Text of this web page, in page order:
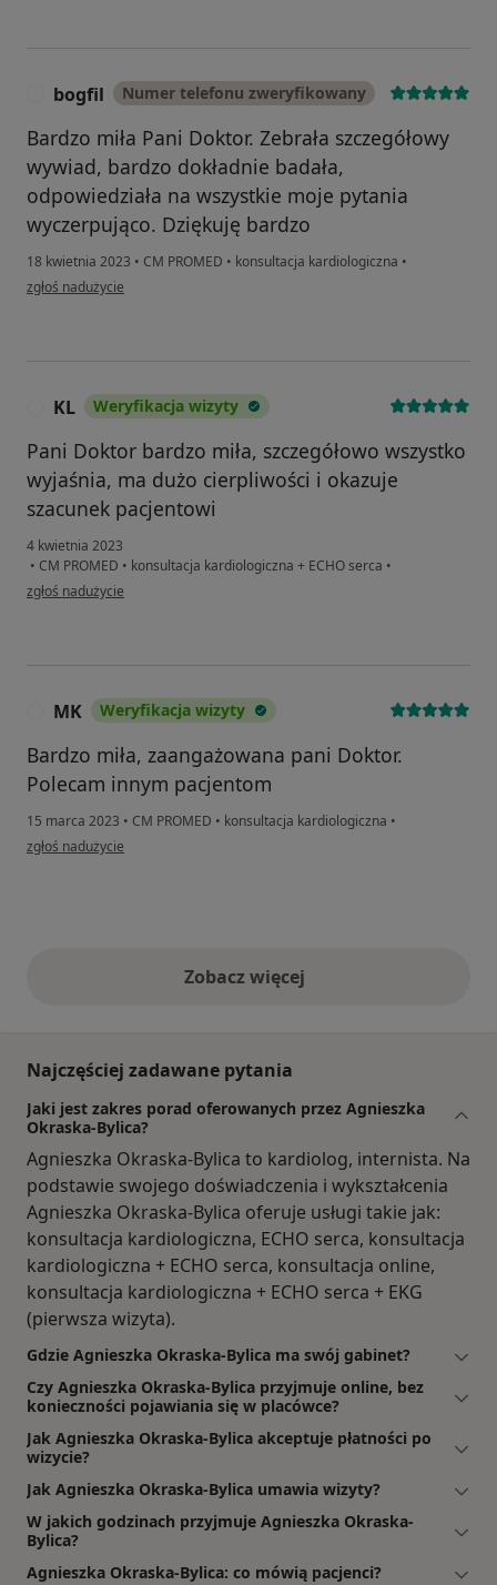
bogfil Numer telefonu zweryfikowany
Bardzo miła Pani Doktor. Zebrała szczegółowy
wywiad, bardzo dokładnie badała,
odpowiedziała na wszystkie moje pytania
wyczerpująco. Dziękuję bardzo
18 kwietnia 2023 • CM PROMED • konsultacja kardiologiczna •
w opinii użytkownika bogfil
zgłoś nadużycie
KL Weryfikacja wizyty
Pani Doktor bardzo miła, szczegółowo wszystko
wyjaśnia, ma dużo cierpliwości i okazuje
szacunek pacjentowi
4 kwietnia 2023
• CM PROMED • konsultacja kardiologiczna + ECHO serca •
w opinii użytkownika KL
zgłoś nadużycie
MK Weryfikacja wizyty
Bardzo miła, zaangażowana pani Doktor.
Polecam innym pacjentom
15 marca 2023 • CM PROMED • konsultacja kardiologiczna •
w opinii użytkownika MK
zgłoś nadużycie
Zobacz więcejopinie powyżej
Najczęściej zadawane pytania
Jaki jest zakres porad oferowanych przez Agnieszka
Okraska-Bylica?
Agnieszka Okraska-Bylica to kardiolog, internista. Na
podstawie swojego doświadczenia i wykształcenia
Agnieszka Okraska-Bylica oferuje usługi takie jak:
konsultacja kardiologiczna, ECHO serca, konsultacja
kardiologiczna + ECHO serca, konsultacja online,
konsultacja kardiologiczna + ECHO serca + EKG
(pierwsza wizyta).
Gdzie Agnieszka Okraska-Bylica ma swój gabinet?
Czy Agnieszka Okraska-Bylica przyjmuje online, bez
konieczności pojawiania się w placówce?
Jak Agnieszka Okraska-Bylica akceptuje płatności po
wizycie?
Jak Agnieszka Okraska-Bylica umawia wizyty?
W jakich godzinach przyjmuje Agnieszka Okraska-
Bylica?
Agnieszka Okraska-Bylica: co mówią pacjenci?